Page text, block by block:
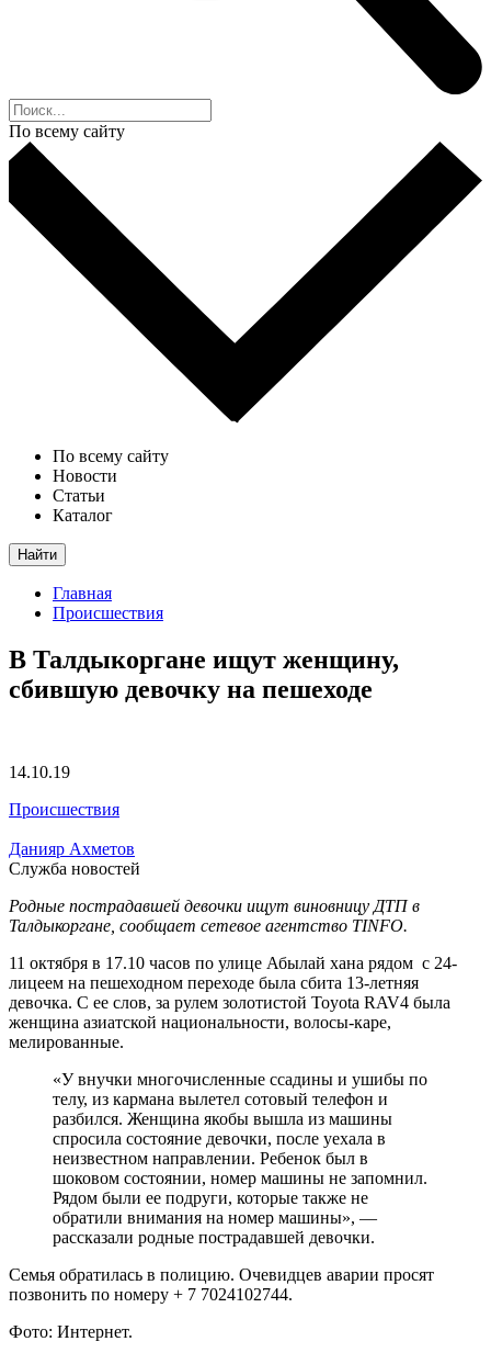
По всему сайту
По всему сайту
Новости
Статьи
Каталог
Найти
Главная
Происшествия
В Талдыкоргане ищут женщину,
сбившую девочку на пешеходе
14.10.19
Происшествия
Данияр Ахметов
Служба новостей
Родные пострадавшей девочки ищут виновницу ДТП в
Талдыкоргане, сообщает сетевое агентство TINFO.
11 октября в 17.10 часов по улице Абылай хана рядом с 24-
лицеем на пешеходном переходе была сбита 13-летняя
девочка. С ее слов, за рулем золотистой Toyota RAV4 была
женщина азиатской национальности, волосы-каре,
мелированные.
«У внучки многочисленные ссадины и ушибы по
телу, из кармана вылетел сотовый телефон и
разбился. Женщина якобы вышла из машины
спросила состояние девочки, после уехала в
неизвестном направлении. Ребенок был в
шоковом состоянии, номер машины не запомнил.
Рядом были ее подруги, которые также не
обратили внимания на номер машины», —
рассказали родные пострадавшей девочки.
Семья обратилась в полицию. Очевидцев аварии просят
позвонить по номеру + 7 7024102744.
Фото: Интернет.